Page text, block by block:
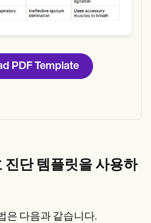
PDF Template
진단 템플릿을 사용하
은 다음과 같습니다.